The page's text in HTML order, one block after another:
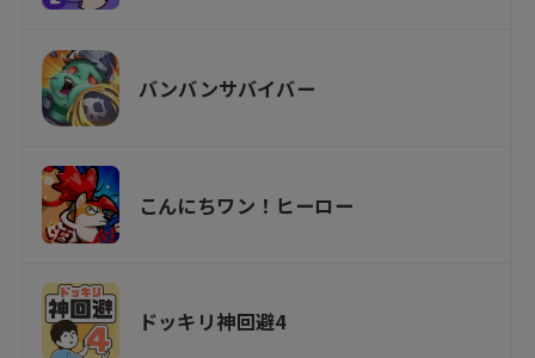
バンバンサバイバー
こんにちワン！ヒーロー
ドッキリ神回避4